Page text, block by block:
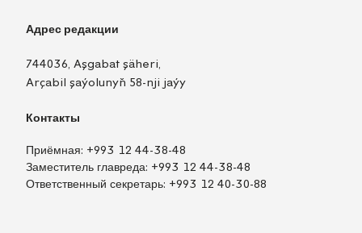
Адрес редакции
744036, Aşgabat şäheri,
Arçabil şaýolunyň 58-nji jaýy
Контакты
Приёмная: +993 12 44-38-48
Заместитель главреда: +993 12 44-38-48
Ответственный секретарь: +993 12 40-30-88